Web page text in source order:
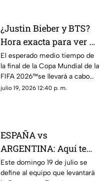
¿Justin Bieber y BTS?
Hora exacta para ver el
medio tiempo en la
final de la Copa
Mundial de la FIFA
2026™️ en México
El esperado medio tiempo de
la final de la Copa Mundial de la
FIFA 2026™️se llevará a cabo
hoy 19 de julio; aquí te
julio 19, 2026 12:40 p. m.
ESPAÑA vs
ARGENTINA: Aquí te
decimos donde ver en
vivo y gratis la FINAL
Este domingo 19 de julio se
define al equipo que levantará